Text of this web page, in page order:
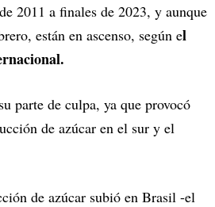
2011 a finales de 2023, y aunque
están en ascenso, según el
parte de culpa, ya que provocó
de azúcar en el sur y el
de azúcar subió en Brasil -el